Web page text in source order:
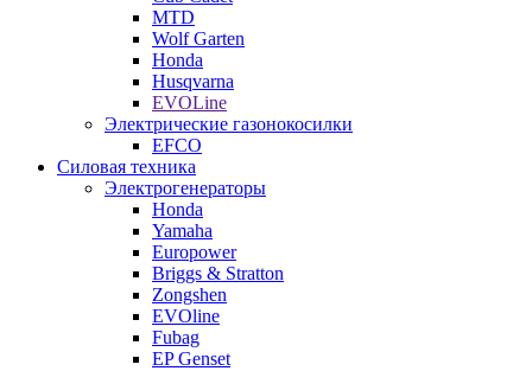
MTD
Wolf Garten
Honda
Husqvarna
EVOLine
Электрические газонокосилки
EFCO
Силовая техника
Электрогенераторы
Honda
Yamaha
Europower
Briggs & Stratton
Zongshen
EVOline
Fubag
EP Genset